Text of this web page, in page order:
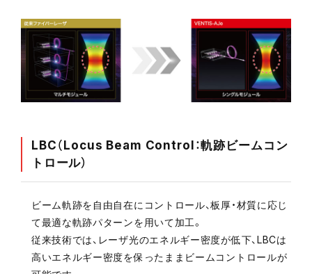
LBC（Locus Beam Control：軌跡ビームコン
トロール）
ビーム軌跡を自由自在にコントロール、板厚・材質に応じ
て最適な軌跡パターンを用いて加工。
従来技術では、レーザ光のエネルギー密度が低下、LBCは
高いエネルギー密度を保ったままビームコントロールが